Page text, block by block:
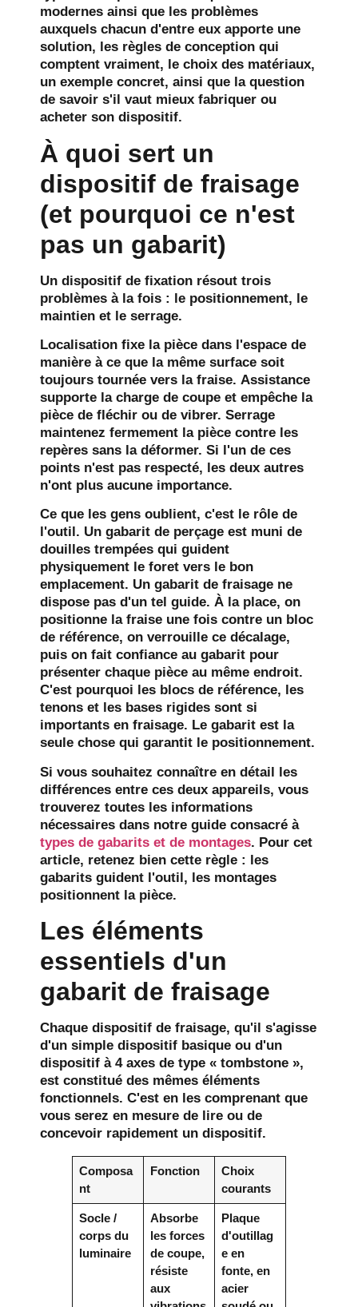
modernes ainsi que les problèmes
auxquels chacun d'entre eux apporte une
solution, les règles de conception qui
comptent vraiment, le choix des matériaux,
un exemple concret, ainsi que la question
de savoir s'il vaut mieux fabriquer ou
acheter son dispositif.
À quoi sert un
dispositif de fraisage
(et pourquoi ce n'est
pas un gabarit)
Un dispositif de fixation résout trois
problèmes à la fois : le positionnement, le
maintien et le serrage.
Localisation fixe la pièce dans l'espace de
manière à ce que la même surface soit
toujours tournée vers la fraise. Assistance
supporte la charge de coupe et empêche la
pièce de fléchir ou de vibrer. Serrage
maintenez fermement la pièce contre les
repères sans la déformer. Si l'un de ces
points n'est pas respecté, les deux autres
n'ont plus aucune importance.
Ce que les gens oublient, c'est le rôle de
l'outil. Un gabarit de perçage est muni de
douilles trempées qui guident
physiquement le foret vers le bon
emplacement. Un gabarit de fraisage ne
dispose pas d'un tel guide. À la place, on
positionne la fraise une fois contre un bloc
de référence, on verrouille ce décalage,
puis on fait confiance au gabarit pour
présenter chaque pièce au même endroit.
C'est pourquoi les blocs de référence, les
tenons et les bases rigides sont si
importants en fraisage. Le gabarit est la
seule chose qui garantit le positionnement.
Si vous souhaitez connaître en détail les
différences entre ces deux appareils, vous
trouverez toutes les informations
nécessaires dans notre guide consacré à
types de gabarits et de montages. Pour cet
article, retenez bien cette règle : les
gabarits guident l'outil, les montages
positionnent la pièce.
Les éléments
essentiels d'un
gabarit de fraisage
Chaque dispositif de fraisage, qu'il s'agisse
d'un simple dispositif basique ou d'un
dispositif à 4 axes de type « tombstone »,
est constitué des mêmes éléments
fonctionnels. C'est en les comprenant que
vous serez en mesure de lire ou de
concevoir rapidement un dispositif.
Composa
nt
Fonction
Choix
courants
Socle /
corps du
luminaire
Absorbe
les forces
de coupe,
résiste
aux
Plaque
d'outillag
e en
fonte, en
acier